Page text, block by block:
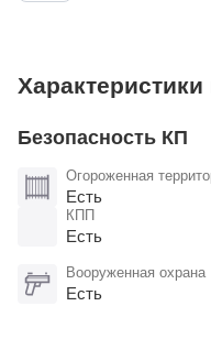
Безопасность КП
Огороженная
Есть
КПП
Есть
Вооруженная охрана
Есть